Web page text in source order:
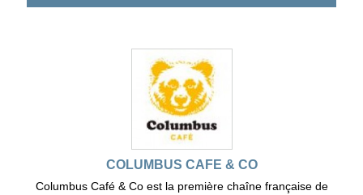
COLUMBUS CAFE & CO
Columbus Café & Co est la première chaîne française de